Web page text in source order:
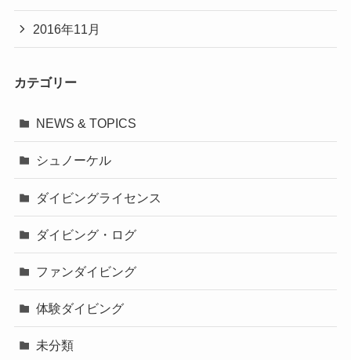
2016年11月
カテゴリー
NEWS & TOPICS
シュノーケル
ダイビングライセンス
ダイビング・ログ
ファンダイビング
体験ダイビング
未分類